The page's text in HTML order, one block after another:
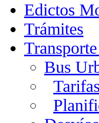
Edictos
Trámites
Bus